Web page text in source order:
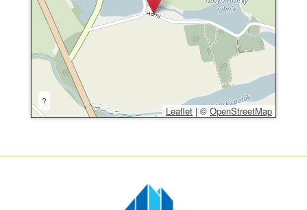
?
Leaflet | ©OpenStreetMap